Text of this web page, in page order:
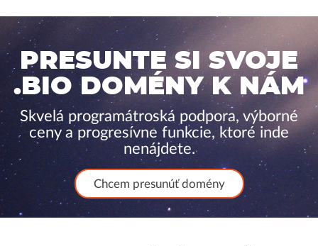
PRESUNTE SI SVOJE
.BIO DOMÉNY K NÁM
Skvelá programátroská podpora, výborné
ceny a progresívne funkcie, ktoré inde
nenájdete.
Chcem presunúť domény